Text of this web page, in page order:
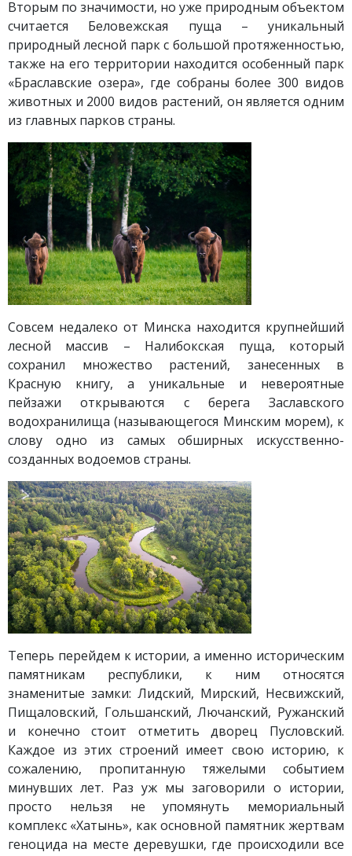
Вторым по значимости, но уже природным объектом
считается Беловежская пуща – уникальный
природный лесной парк с большой протяженностью,
также на его территории находится особенный парк
«Браславские озера», где собраны более 300 видов
животных и 2000 видов растений, он является одним
из главных парков страны.
Совсем недалеко от Минска находится крупнейший
лесной массив – Налибокская пуща, который
сохранил множество растений, занесенных в
Красную книгу, а уникальные и невероятные
пейзажи открываются с берега Заславского
водохранилища (называющегося Минским морем), к
слову одно из самых обширных искусственно-
созданных водоемов страны.
Теперь перейдем к истории, а именно историческим
памятникам республики, к ним относятся
знаменитые замки: Лидский, Мирский, Несвижский,
Пищаловский, Гольшанский, Лючанский, Ружанский
и конечно стоит отметить дворец Пусловский.
Каждое из этих строений имеет свою историю, к
сожалению, пропитанную тяжелыми событием
минувших лет. Раз уж мы заговорили о истории,
просто нельзя не упомянуть мемориальный
комплекс «Хатынь», как основной памятник жертвам
геноцида на месте деревушки, где происходили все